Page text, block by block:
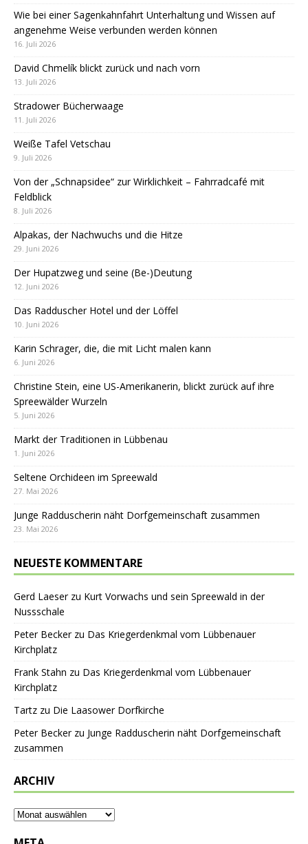
Wie bei einer Sagenkahnfahrt Unterhaltung und Wissen auf
angenehme Weise verbunden werden können
16. Juli 2026
David Chmelík blickt zurück und nach vorn
13. Juli 2026
Stradower Bücherwaage
11. Juli 2026
Weiße Tafel Vetschau
9. Juli 2026
Von der „Schnapsidee“ zur Wirklichkeit – Fahrradcafé mit
Feldblick
8. Juli 2026
Alpakas, der Nachwuchs und die Hitze
29. Juni 2026
Der Hupatzweg und seine (Be-)Deutung
12. Juni 2026
Das Radduscher Hotel und der Löffel
10. Juni 2026
Karin Schrager, die, die mit Licht malen kann
6. Juni 2026
Christine Stein, eine US-Amerikanerin, blickt zurück auf ihre
Spreewälder Wurzeln
5. Juni 2026
Markt der Traditionen in Lübbenau
1. Juni 2026
Seltene Orchideen im Spreewald
27. Mai 2026
Junge Radduscherin näht Dorfgemeinschaft zusammen
23. Mai 2026
NEUESTE KOMMENTARE
Gerd Laeserzu Kurt Vorwachs und sein Spreewald in der
Nussschale
Peter Beckerzu Das Kriegerdenkmal vom Lübbenauer
Kirchplatz
Frank Stahn zu Das Kriegerdenkmal vom Lübbenauer
Kirchplatz
Tartz zu Die Laasower Dorfkirche
Peter Beckerzu Junge Radduscherin näht Dorfgemeinschaft
zusammen
ARCHIV